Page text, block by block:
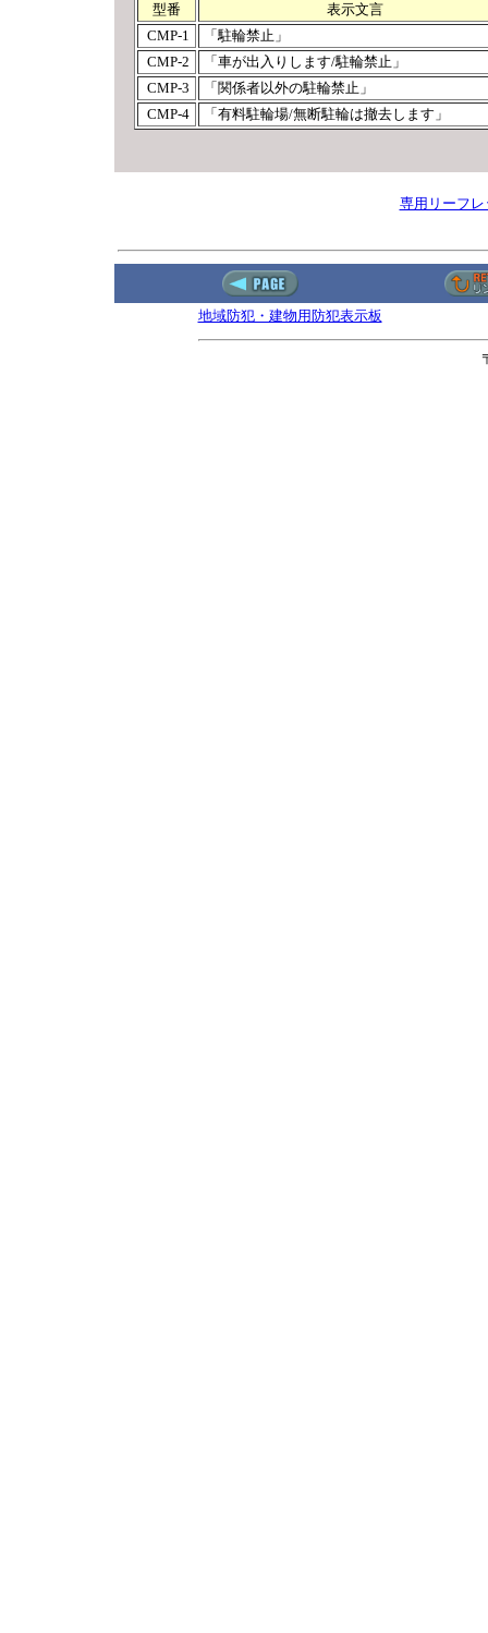
型番
表示文言
CMP-1
「駐輪禁止」
CMP-2
「車が出入りします/駐輪禁止」
CMP-3
「関係者以外の駐輪禁止」
CMP-4
「有料駐輪場/無断駐輪は撤去します」
専用リーフ
地域防犯・建物用防犯表示板